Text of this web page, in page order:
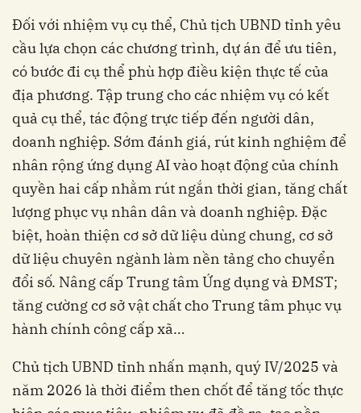
Đối với nhiệm vụ cụ thể, Chủ tịch UBND tỉnh yêu
cầu lựa chọn các chương trình, dự án để ưu tiên,
có bước đi cụ thể phù hợp điều kiện thực tế của
địa phương. Tập trung cho các nhiệm vụ có kết
quả cụ thể, tác động trực tiếp đến người dân,
doanh nghiệp. Sớm đánh giá, rút kinh nghiệm để
nhân rộng ứng dụng AI vào hoạt động của chính
quyền hai cấp nhằm rút ngắn thời gian, tăng chất
lượng phục vụ nhân dân và doanh nghiệp. Đặc
biệt, hoàn thiện cơ sở dữ liệu dùng chung, cơ sở
dữ liệu chuyên ngành làm nền tảng cho chuyển
đổi số. Nâng cấp Trung tâm Ứng dụng và ĐMST;
tăng cường cơ sở vật chất cho Trung tâm phục vụ
hành chính công cấp xã…
Chủ tịch UBND tỉnh nhấn mạnh, quý IV/2025 và
năm 2026 là thời điểm then chốt để tăng tốc thực